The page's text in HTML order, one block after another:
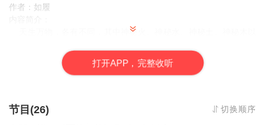
作者：如履
天生万物，各有不同，其中神秘火、神秘水、神秘土、神秘木以
间，万难被修真人士认知和掌控。有关它们的传闻，可谓是少之又
灵物，甚至还能将废宝废丹焚化还原为原始材料……
漫漫仙途神焰相伴，以火为辅妙术无双！
打开APP，完整收听
节目(26) 切换顺序